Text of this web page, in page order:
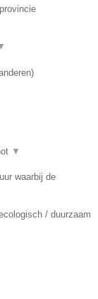
)
▼
waarbij de
/ duurzaam